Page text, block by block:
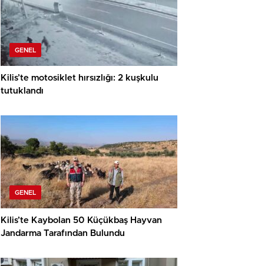
GENEL
Kilis’te motosiklet hırsızlığı: 2 kuşkulu
tutuklandı
GENEL
Kilis’te Kaybolan 50 Küçükbaş Hayvan
Jandarma Tarafından Bulundu